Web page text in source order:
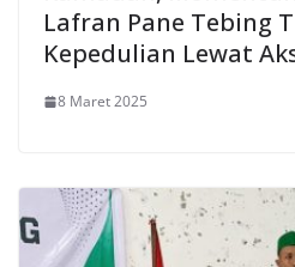
Lafran Pane Tebing
Kepedulian Lewat
8 Maret 2025